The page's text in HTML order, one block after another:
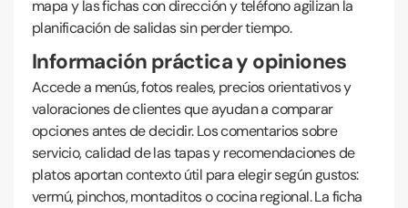
mapa y las fichas con dirección y teléfono agilizan la
planificación de salidas sin perder tiempo.
Información práctica y opiniones
Accede a menús, fotos reales, precios orientativos y
valoraciones de clientes que ayudan a comparar
opciones antes de decidir. Los comentarios sobre
servicio, calidad de las tapas y recomendaciones de
platos aportan contexto útil para elegir según gustos:
vermú, pinchos, montaditos o cocina regional. La ficha